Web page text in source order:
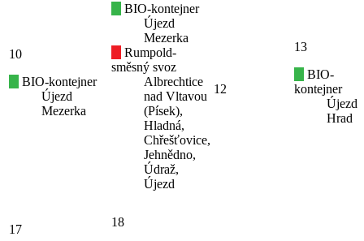
10
BIO-kontejner
Újezd
Mezerka
BIO-kontejner
Újezd
Mezerka
Rumpold-
směsný svoz
Albrechtice
nad Vltavou
(Písek),
Hladná,
Chřešťovice,
Jehnědno,
Údraž,
Újezd
12
13
BIO-
kontejner
Újezd
Hrad
17
18